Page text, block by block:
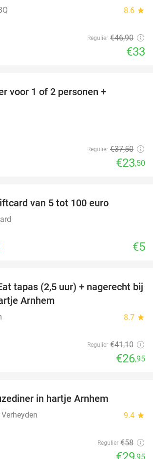
8.6 star
Regulier €46,90
€33
voor 1 of 2 personen +
Regulier €37,50
€23,50
van 5 tot 100 euro
€5
34%
tapas (2,5 uur) + nagerecht bij
Arnhem
8.7 star
Regulier €41,10
€26,95
in hartje Arnhem
9.4 star
Regulier €58
,95